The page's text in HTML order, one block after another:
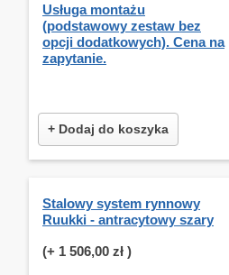
Usługa montażu
(podstawowy zestaw bez
opcji dodatkowych). Cena na
zapytanie.
+ Dodaj do koszyka
Stalowy system rynnowy
Ruukki - antracytowy szary
(+ 1 506,00 zł )